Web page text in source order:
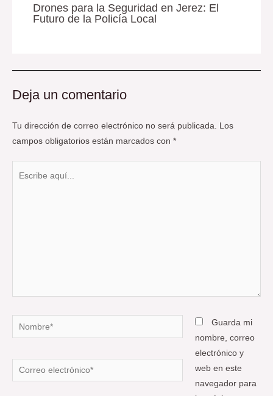
Drones para la Seguridad en Jerez: El
Futuro de la Policía Local
Deja un comentario
Tu dirección de correo electrónico no será publicada.
Los
campos obligatorios están marcados con *
Nombre*
Correo
electrónico*
Guarda mi
nombre, correo
electrónico y
web en este
navegador para